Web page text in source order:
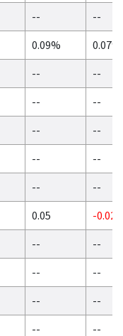
--
--
0.09%
0.07%
--
--
--
--
--
--
--
--
--
--
0.05
-0.02
--
--
--
--
--
--
-- --